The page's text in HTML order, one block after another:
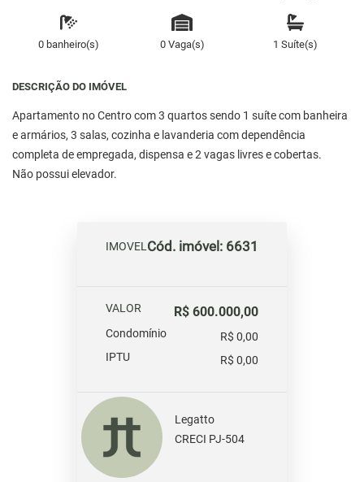
0 banheiro(s) 0 Vaga(s) 1 Suíte(s)
DESCRIÇÃO DO IMÓVEL
Apartamento no Centro com 3 quartos sendo 1 suíte com banheira
e armários, 3 salas, cozinha e lavanderia com dependência
completa de empregada, dispensa e 2 vagas livres e cobertas.
Não possui elevador.
IMOVELCód. imóvel: 6631
VALOR R$ 600.000,00
Condomínio
R$ 0,00
IPTU
R$ 0,00
Legatto
CRECI PJ-504